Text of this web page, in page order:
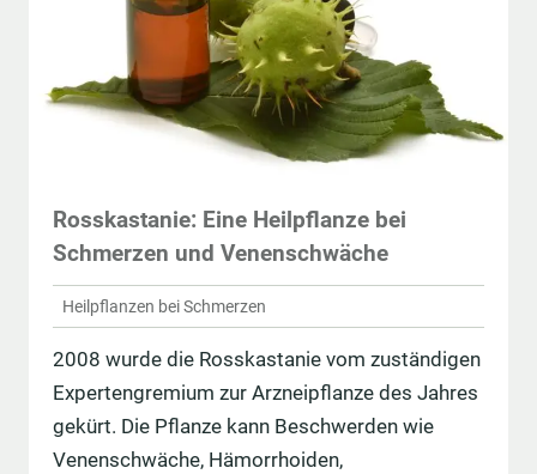
Rosskastanie: Eine Heilpflanze bei
Schmerzen und Venenschwäche
Heilpflanzen bei Schmerzen
2008 wurde die Rosskastanie vom zuständigen
Expertengremium zur Arzneipflanze des Jahres
gekürt. Die Pflanze kann Beschwerden wie
Venenschwäche, Hämorrhoiden,